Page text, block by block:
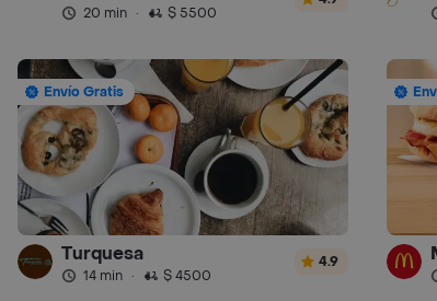
20 min · $ 5500
Envío Gratis
Turquesa
14 min · $ 4500
4.9